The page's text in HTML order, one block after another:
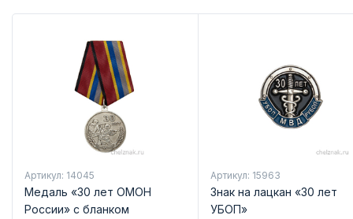
Артикул: 14045
Медаль «30 лет ОМОН
России» с бланком
Артикул: 15963
Знак на лацкан «30 лет
УБОП»